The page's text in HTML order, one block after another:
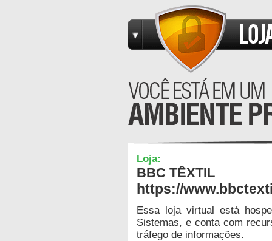
Loja:
BBC TÊXTIL
https://
Essa loja virtual está
Sistemas, e conta com
tráfego de informações.